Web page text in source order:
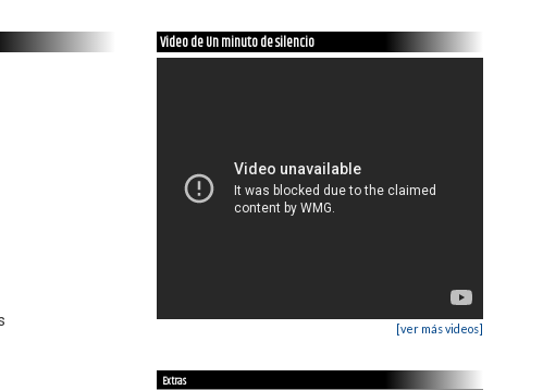
Video de Un minuto de silencio
[ver más videos]
Extras